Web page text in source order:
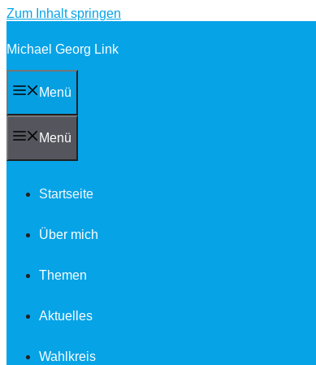
Zum Inhalt springen
Michael Georg Link
Menü
Menü
Startseite
Über mich
Themen
Aktuelles
Wahlkreis